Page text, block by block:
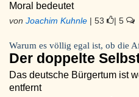
Moral bedeutet
von Joachim Kuhnle | 53 | 5
Warum es völlig egal ist, ob die
Der doppelte
Das deutsche Bürgertum ist
entfernt